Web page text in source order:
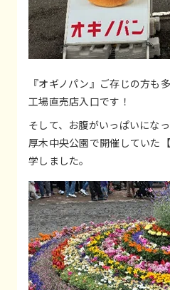
『オギノパン』ご存じの方
工場直売店入口です！
そして、お腹がいっぱいにな
厚木中央公園で開催していた
学しました。